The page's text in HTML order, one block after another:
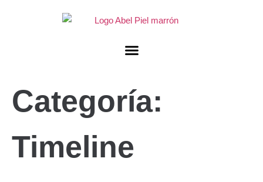
Categoría:
Timeline